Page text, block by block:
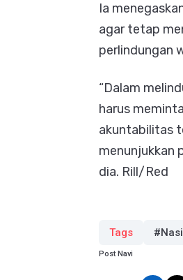
Ia
agar tetap
perlindungan
“Dalam
harus
akuntabilitas
menunjukkan
dia. Rill/Red
Tags
Post Navi